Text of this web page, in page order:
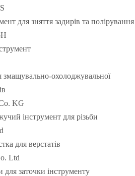
для зняття задирів та полірування
охолоджувальної
KG
інструмент для різьби
для верстатів
Ltd
для заточки інструменту